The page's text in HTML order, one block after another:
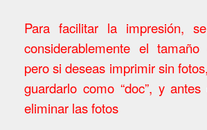
Para facilitar la impresión,
considerablemente el
pero si deseas imprimir sin
guardarlo como “doc”, y
eliminar las fotos